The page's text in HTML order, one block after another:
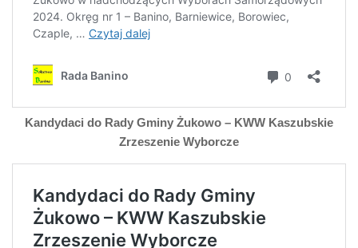
Kandydaci do Rady Gminy Żukowo – KWW Kaszubskie
Zrzeszenie Wyborcze